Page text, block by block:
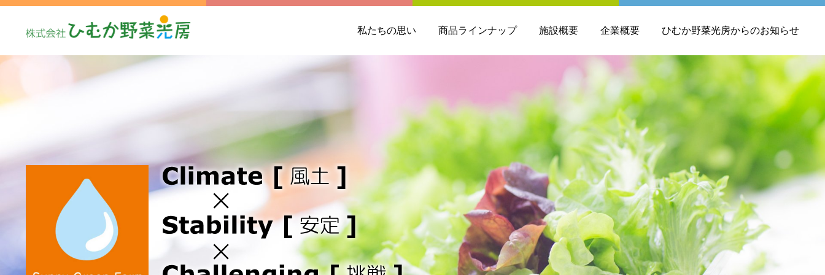
私たちの思い 商品ラインナップ 施設概要 企業概要 ひむか野菜光房からのお知らせ